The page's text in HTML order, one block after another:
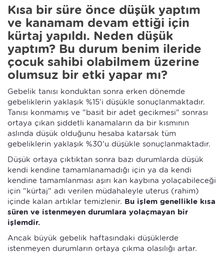
Kısa bir süre önce düşük yaptım
ve kanamam devam ettiği için
kürtaj yapıldı. Neden düşük
yaptım? Bu durum benim ileride
çocuk sahibi olabilmem üzerine
olumsuz bir etki yapar mı?
Gebelik tanısı konduktan sonra erken dönemde
gebeliklerin yaklaşık %15'i düşükle sonuçlanmaktadır.
Tanısı konmamış ve "basit bir adet gecikmesi" sonrası
ortaya çıkan şiddetli kanamaların da bir kısmının
aslında düşük olduğunu hesaba katarsak tüm
gebeliklerin yaklaşık %30'u düşükle sonuçlanmaktadır.
Düşük ortaya çıktıktan sonra bazı durumlarda düşük
kendi kendine tamamlanamadığı için ya da kendi
kendine tamamlanması aşırı kan kaybına yolaçabileceği
için "kürtaj" adı verilen müdahaleyle uterus (rahim)
içinde kalan artıklar temizlenir. Bu işlem genellikle kısa
süren ve istenmeyen durumlara yolaçmayan bir
işlemdir.
Ancak büyük gebelik haftasındaki düşüklerde
istenmeyen durumların ortaya çıkma olasılığı artar.